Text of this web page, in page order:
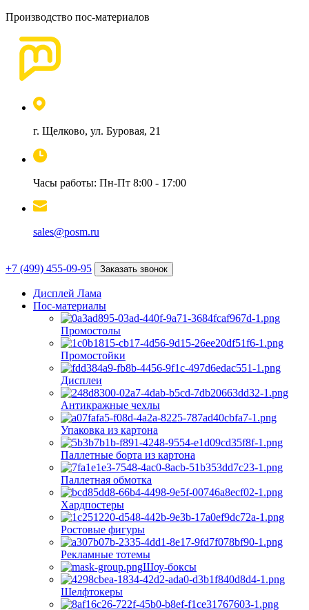
Производство пос-материалов
г. Щелково, ул. Буровая, 21
Часы работы: Пн-Пт 8:00 - 17:00
sales@posm.ru
+7 (499) 455-09-95 Заказать звонок
Дисплей Лама
Пос-материалы
Промостолы
Промостойки
Дисплеи
Антикражные чехлы
Упаковка из картона
Паллетные борта из картона
Паллетная обмотка
Хардпостеры
Ростовые фигуры
Рекламные тотемы
Шоу-боксы
Шелфтокеры